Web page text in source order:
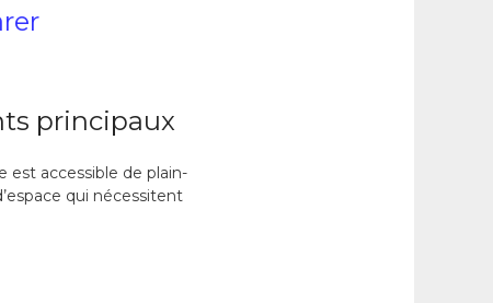
principaux
est accessible de plain-
qui nécessitent